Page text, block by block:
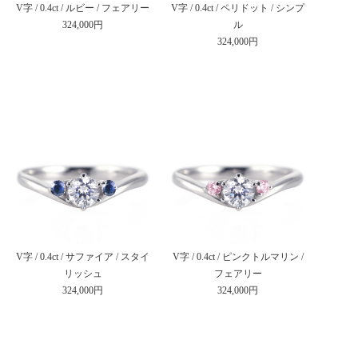
V字 / 0.4ct / ルビー / フェアリー
324,000円
V字 / 0.4ct / ペリドット / シンプ
ル
324,000円
V字 / 0.4ct / サファイア / スタイ
リッシュ
324,000円
V字 / 0.4ct / ピンクトルマリン /
フェアリー
324,000円